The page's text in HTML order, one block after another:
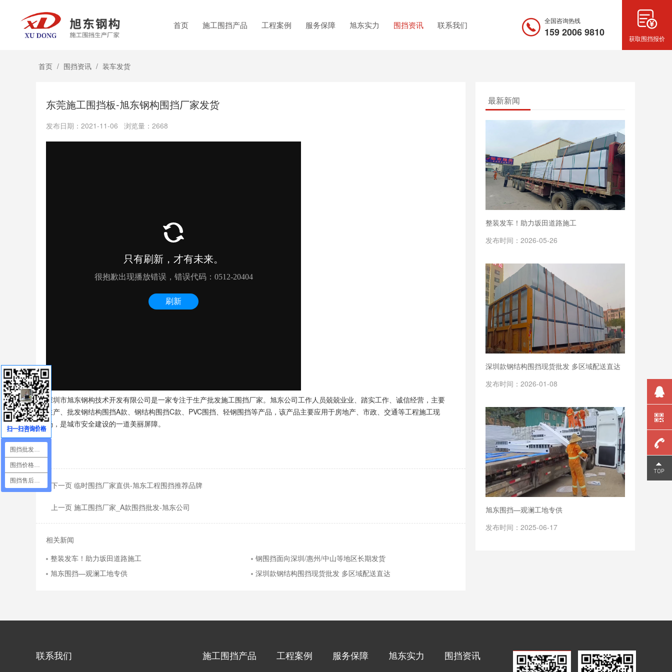
首页 施工围挡产品 工程案例 服务保障 旭东实力 围挡资讯 联系我们 全国咨询热线
159 2006 9810 获取围挡报价
首页 / 围挡资讯 / 装车发货
东莞施工围挡板-旭东钢构围挡厂家发货
发布日期：2021-11-06 浏览量：2668
深圳市旭东钢构技术开发有限公司是一家专注于生产批发施工围挡厂家。旭东公司工作人员兢兢业业、踏实工作、诚信经营，主要
生产、批发钢结构围挡A款、钢结构围挡C款、PVC围挡、轻钢围挡等产品，该产品主要应用于房地产、市政、交通等工程施工现
场，是城市安全建设的一道美丽屏障。
下一页 临时围挡厂家直供-旭东工程围挡推荐品牌
上一页 施工围挡厂家_A款围挡批发-旭东公司
相关新闻
整装发车！助力坂田道路施工
钢围挡面向深圳/惠州/中山等地区长期发货
旭东围挡—观澜工地专供
深圳款钢结构围挡现货批发 多区域配送直达
最新新闻
整装发车！助力坂田道路施工
发布时间：2026-05-26
深圳款钢结构围挡现货批发 多区域配送直达
发布时间：2026-01-08
旭东围挡—观澜工地专供
发布时间：2025-06-17
联系我们
施工围挡产品 工程案例 服务保障 旭东实力 围挡资讯
159
围挡批发咨询
围挡价格咨询
围挡售后咨询